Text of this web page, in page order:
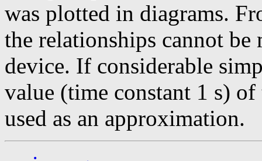
was plotted in diagrams.
the relationships cannot
device. If considerable
value (time constant 1 s)
used as an approximation.